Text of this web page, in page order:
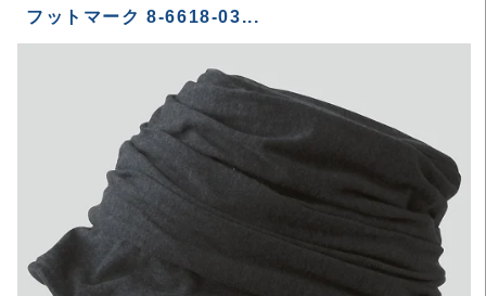
フットマーク 8-6618-03...